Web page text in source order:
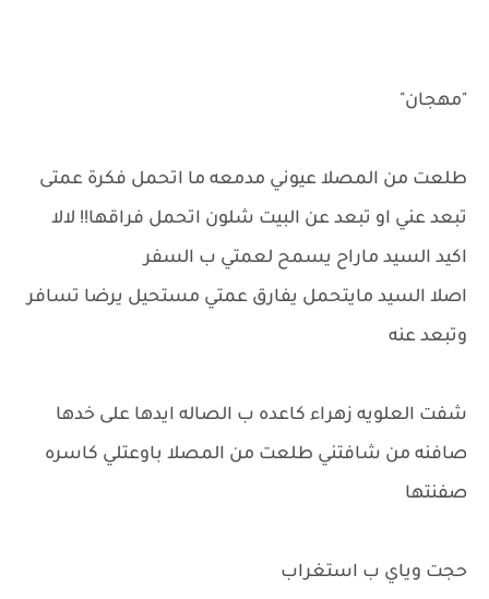
"مهجان"
طلعت من المصلا عيوني مدمعه ما اتحمل فكرة عمتى
تبعد عني او تبعد عن البيت شلون اتحمل فراقها!! لالا
اكيد السيد ماراح يسمح لعمتي ب السفر
اصلا السيد مايتحمل يفارق عمتي مستحيل يرضا تسافر
وتبعد عنه
شفت العلويه زهراء كاعده ب الصاله ايدها على خدها
صافنه من شافتني طلعت من المصلا باوعتلي كاسره
صفنتها
حجت وياي ب استغراب